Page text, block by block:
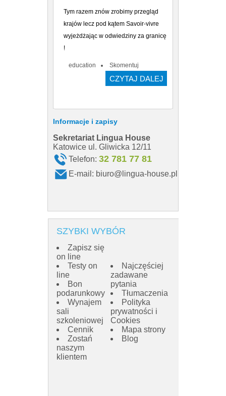
Tym razem znów zrobimy przegląd
krajów lecz pod kątem Savoir-vivre
wyjeżdżając w odwiedziny za granicę
!
education Skomentuj
CZYTAJ DALEJ
Informacje i zapisy
Sekretariat Lingua House
Katowice ul. Gliwicka 12/11
Telefon: 32 781 77 81
E-mail: biuro@lingua-house.pl
SZYBKI WYBÓR
Zapisz się
on line
Testy on
line
Bon
podarunkowy
Wynajem
sali
szkoleniowej
Cennik
Zostań
naszym
klientem
Najczęściej
zadawane
pytania
Tłumaczenia
Polityka
prywatności i
Cookies
Mapa strony
Blog